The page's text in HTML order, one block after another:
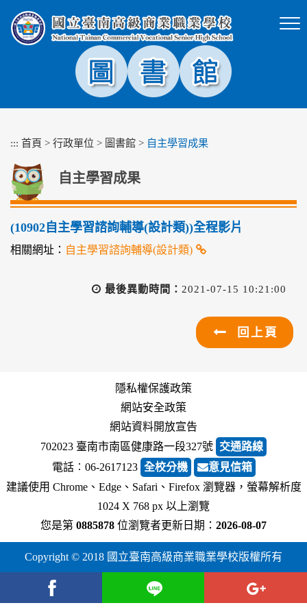
塊
::: 首頁 > 行政單位 > 圖書館 > 自主學習成果
自主學習成果
(10902自主學習諮詢輔導(設計類))全程影片
相關網址： 自主學習諮詢輔導(設計類)
最後異動時間： 2021-07-15 10:21:00
回上頁
隱私權保護政策
網站安全政策
網站資料開放宣告
702023 臺南市南區健康路一段327號 交通路線
電話︰06-2617123 全校分機
意見信箱
建議使用 Chrome、Edge、Safari、Firefox 瀏覽器，螢幕解析度
1024 X 768 px 以上瀏覽
您是第 0885878 位瀏覽者更新日期： 2026-08-07
Copyright © 2018 國立臺南高級商業職業學校版權所有